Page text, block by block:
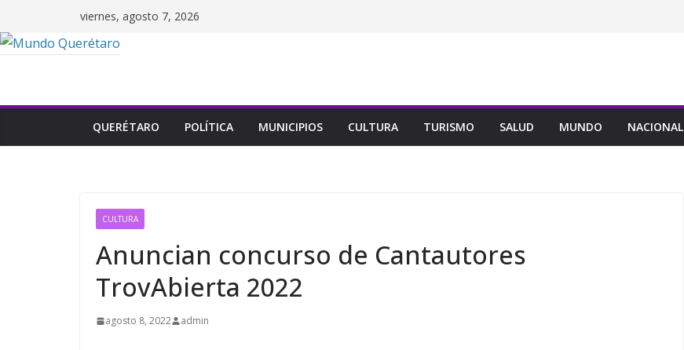
al
contenido
viernes, agosto 7, 2026
QUERÉTARO POLÍTICA MUNICIPIOS CULTURA TURISMO SALUD MUNDO NACIONAL
CULTURA
Anuncian concurso de Cantautores
TrovAbierta 2022
agosto 8, 2022 admin